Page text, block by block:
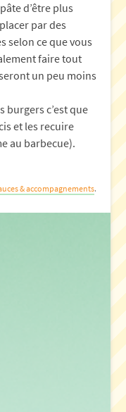
d’être plus
par des
selon ce que vous
faire tout
un peu moins
burgers c’est que
et les recuire
au barbecue).
& accompagnements.